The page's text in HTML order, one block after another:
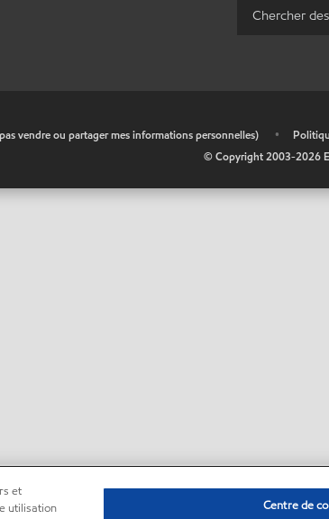
vendre ou partager mes informations personnelles) •
© Copyright 2003-2026
et
utilisation
Centre de